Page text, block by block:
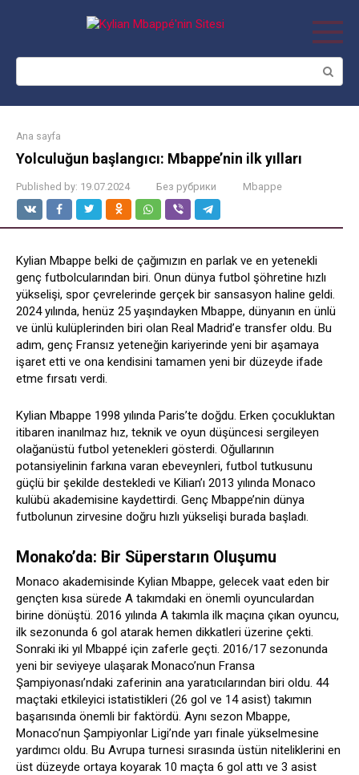
Search:
Ana sayfa
Yolculuğun başlangıcı: Mbappe’nin ilk yılları
Published by: 19.07.2024 Без рубрики Mbappe
Kylian Mbappe belki de çağımızın en parlak ve en yetenekli
genç futbolcularından biri. Onun dünya futbol şöhretine hızlı
yükselişi, spor çevrelerinde gerçek bir sansasyon haline geldi.
2024 yılında, henüz 25 yaşındayken Mbappe, dünyanın en ünlü
ve ünlü kulüplerinden biri olan Real Madrid’e transfer oldu. Bu
adım, genç Fransız yeteneğin kariyerinde yeni bir aşamaya
işaret etti ve ona kendisini tamamen yeni bir düzeyde ifade
etme fırsatı verdi.
Kylian Mbappe 1998 yılında Paris’te doğdu. Erken çocukluktan
itibaren inanılmaz hız, teknik ve oyun düşüncesi sergileyen
olağanüstü futbol yetenekleri gösterdi. Oğullarının
potansiyelinin farkına varan ebeveynleri, futbol tutkusunu
güçlü bir şekilde destekledi ve Kilian’ı 2013 yılında Monaco
kulübü akademisine kaydettirdi. Genç Mbappe’nin dünya
futbolunun zirvesine doğru hızlı yükselişi burada başladı.
Monako’da: Bir Süperstarın Oluşumu
Monaco akademisinde Kylian Mbappe, gelecek vaat eden bir
gençten kısa sürede A takımdaki en önemli oyunculardan
birine dönüştü. 2016 yılında A takımla ilk maçına çıkan oyuncu,
ilk sezonunda 6 gol atarak hemen dikkatleri üzerine çekti.
Sonraki iki yıl Mbappé için zaferle geçti. 2016/17 sezonunda
yeni bir seviyeye ulaşarak Monaco’nun Fransa
Şampiyonası’ndaki zaferinin ana yaratıcılarından biri oldu. 44
maçtaki etkileyici istatistikleri (26 gol ve 14 asist) takımın
başarısında önemli bir faktördü. Aynı sezon Mbappe,
Monaco’nun Şampiyonlar Ligi’nde yarı finale yükselmesine
yardımcı oldu. Bu Avrupa turnesi sırasında üstün niteliklerini en
üst düzeyde ortaya koyarak 10 maçta 6 gol attı ve 3 asist